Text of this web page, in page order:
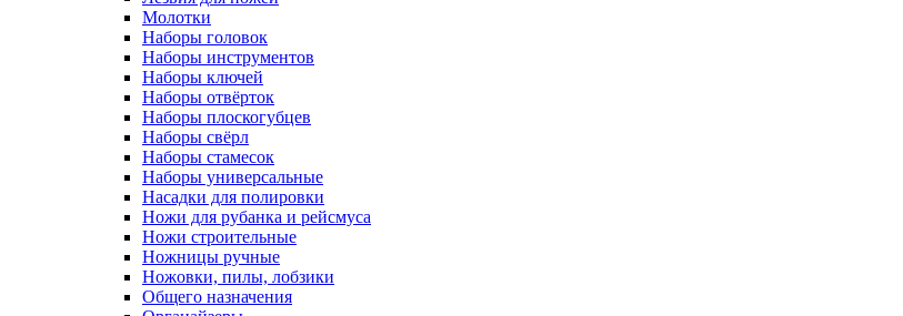
Молотки
Наборы головок
Наборы инструментов
Наборы ключей
Наборы отвёрток
Наборы плоскогубцев
Наборы свёрл
Наборы стамесок
Наборы универсальные
Насадки для полировки
Ножи для рубанка и рейсмуса
Ножи строительные
Ножницы ручные
Ножовки, пилы, лобзики
Общего назначения